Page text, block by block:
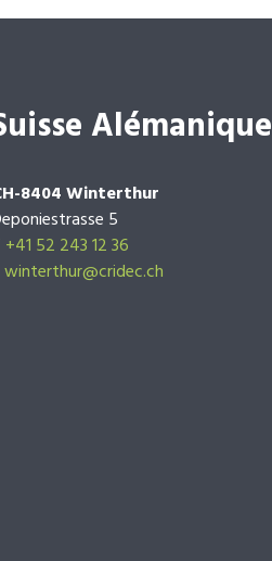
Alémanique
8404 Winterthur
5
+41 52 243 12 36
winterthur@cridec.ch